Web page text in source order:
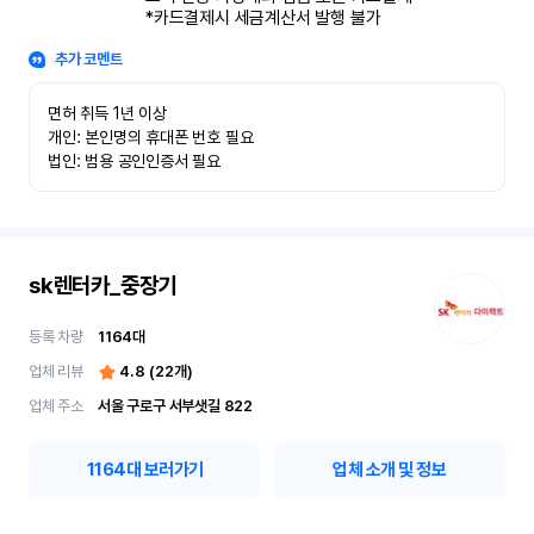
*카드결제시 세금계산서 발행 불가
추가 코멘트
면허 취득 1년 이상
개인: 본인명의 휴대폰 번호 필요
법인: 범용 공인인증서 필요
sk렌터카_중장기
등록 차량 1164대
업체 리뷰
4.8 (22개)
업체 주소
서울 구로구 서부샛길 822
1164대 보러가기 업체 소개 및 정보